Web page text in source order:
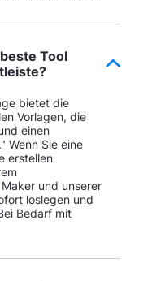
Tool
bietet die
Vorlagen, die
einen
Wenn Sie eine
erstellen
und unserer
loslegen und
Bedarf mit